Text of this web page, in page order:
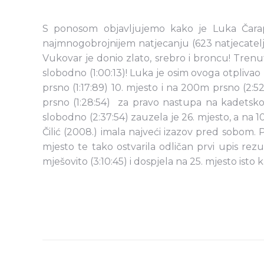
S ponosom objavljujemo kako je Luka
najmnogobrojnijem natjecanju (623
Vukovar je donio zlato, srebro i broncu!
slobodno (1:00:13)! Luka je osim ovoga
prsno (1:17:89) 10. mjesto i na 200m prsno
prsno (1:28:54) za pravo nastupa na
slobodno (2:37:54) zauzela je 26. mjesto, a na
Čilić (2008.) imala najveći izazov pred
mjesto te tako ostvarila odličan prvi upis
mješovito (3:10:45) i dospjela na 25. mjesto isto